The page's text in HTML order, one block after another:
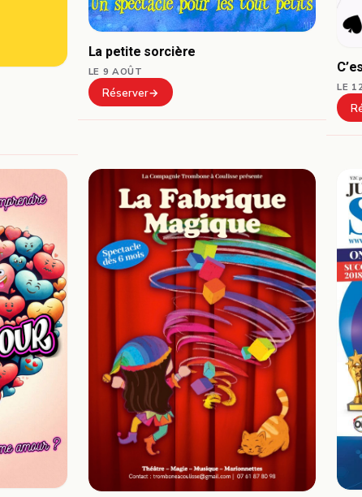
La petite sorcière
LE 9 AOÛT
Réserver LE